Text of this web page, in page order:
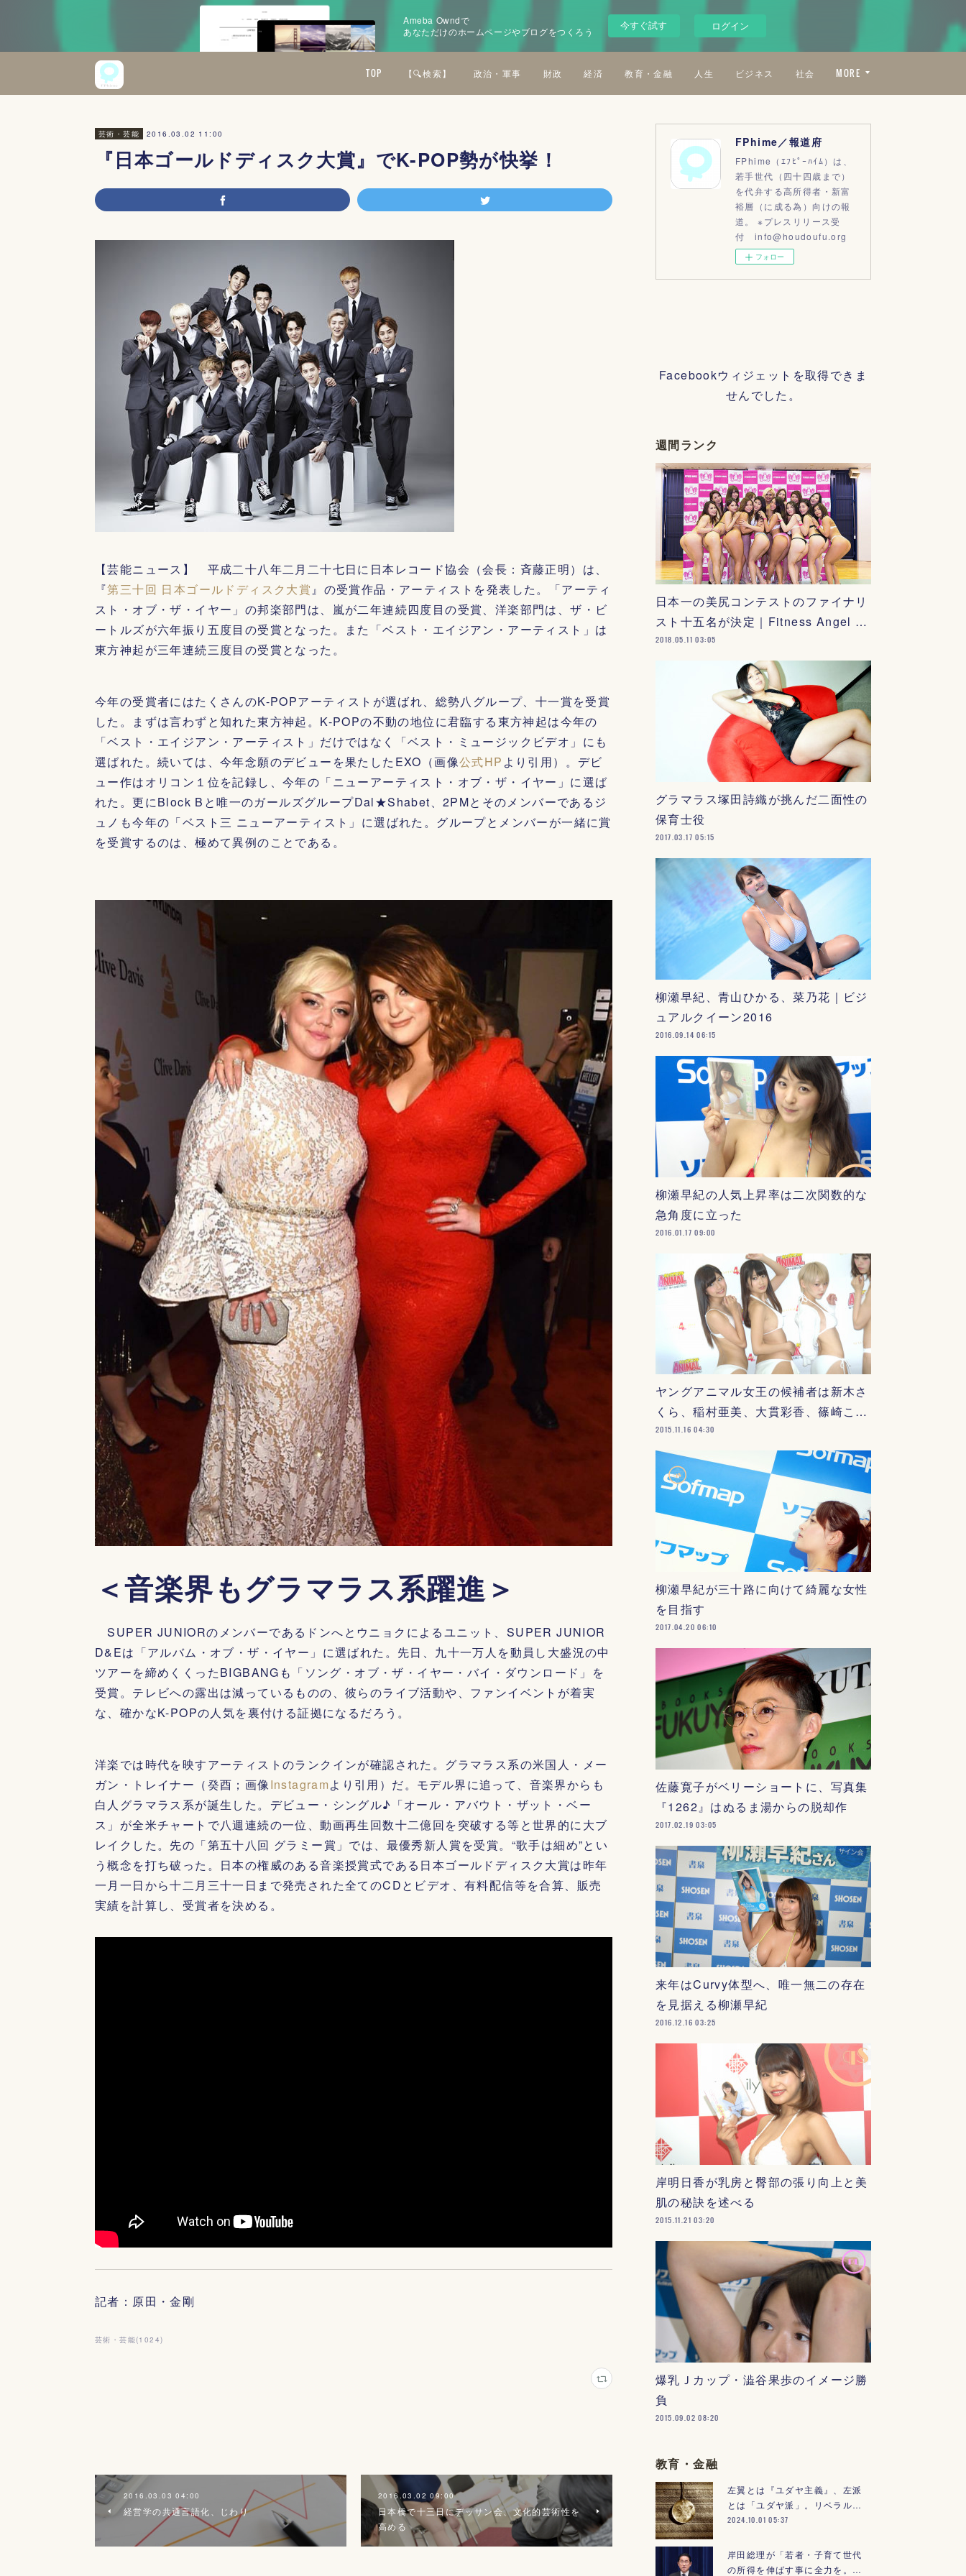
Ameba Owndで
あなただけのホームページやブログをつくろう
今すぐ試す ログイン
TOP 【🔍検索】 政治・軍事 財政 経済 教育・金融 人生 ビジネス 社会 MORE
芸術・芸能 2016.03.02 11:00
『日本ゴールドディスク大賞』でK-POP勢が快挙！
【芸能ニュース】 平成二十八年二月二十七日に日本レコード協会（会長：斉藤正明）は、
『第三十回 日本ゴールドディスク大賞』の受賞作品・アーティストを発表した。「アーティ
スト・オブ・ザ・イヤー」の邦楽部門は、嵐が二年連続四度目の受賞、洋楽部門は、ザ・ビ
ートルズが六年振り五度目の受賞となった。また「ベスト・エイジアン・アーティスト」は
東方神起が三年連続三度目の受賞となった。
今年の受賞者にはたくさんのK-POPアーティストが選ばれ、総勢八グループ、十一賞を受賞
した。まずは言わずと知れた東方神起。K-POPの不動の地位に君臨する東方神起は今年の
「ベスト・エイジアン・アーティスト」だけではなく「ベスト・ミュージックビデオ」にも
選ばれた。続いては、今年念願のデビューを果たしたEXO（画像公式HP より引用）。デビ
ュー作はオリコン１位を記録し、今年の「ニューアーティスト・オブ・ザ・イヤー」に選ば
れた。更にBlock Bと唯一のガールズグループDal★Shabet、2PMとそのメンバーであるジ
ュノも今年の「ベスト三 ニューアーティスト」に選ばれた。グループとメンバーが一緒に賞
を受賞するのは、極めて異例のことである。
＜音楽界もグラマラス系躍進＞
SUPER JUNIORのメンバーであるドンへとウニョクによるユニット、SUPER JUNIOR
D&Eは「アルバム・オブ・ザ・イヤー」に選ばれた。先日、九十一万人を動員し大盛況の中
ツアーを締めくくったBIGBANGも「ソング・オブ・ザ・イヤー・バイ・ダウンロード」を
受賞。テレビへの露出は減っているものの、彼らのライブ活動や、ファンイベントが着実
な、確かなK-POPの人気を裏付ける証拠になるだろう。
洋楽では時代を映すアーティストのランクインが確認された。グラマラス系の米国人・メー
ガン・トレイナー（癸酉；画像Instagramより引用）だ。モデル界に追って、音楽界からも
白人グラマラス系が誕生した。デビュー・シングル♪「オール・アバウト・ザット・ベー
ス」が全米チャートで八週連続の一位、動画再生回数十二億回を突破する等と世界的に大ブ
レイクした。先の「第五十八回 グラミー賞」では、最優秀新人賞を受賞。“歌手は細め”とい
う概念を打ち破った。日本の権威のある音楽授賞式である日本ゴールドディスク大賞は昨年
一月一日から十二月三十一日まで発売された全てのCDとビデオ、有料配信等を合算、販売
実績を計算し、受賞者を決める。
記者：原田・金剛
芸術・芸能(1024)
2016.03.03 04:00
経営学の共通言語化、じわり
2016.03.02 09:00
日本橋で十三日にデッサン会、文化的芸術性を
高める
FPhime／報道府
FPhime（ｴﾌﾋﾟｰﾊｲﾑ）は、
若手世代（四十四歳まで）
を代弁する高所得者・新富
裕層（に成る為）向けの報
道。 ※プレスリリース受
付 info@houdoufu.org
フォロー
Facebookウィジェットを取得できま
せんでした。
週間ランク
日本一の美尻コンテストのファイナリ
スト十五名が決定｜Fitness Angel …
2018.05.11 03:05
グラマラス塚田詩織が挑んだ二面性の
保育士役
2017.03.17 05:15
柳瀬早紀、青山ひかる、菜乃花｜ビジ
ュアルクイーン2016
2016.09.14 06:15
柳瀬早紀の人気上昇率は二次関数的な
急角度に立った
2016.01.17 09:00
ヤングアニマル女王の候補者は新木さ
くら、稲村亜美、大貫彩香、篠崎こ…
2015.11.16 04:30
柳瀬早紀が三十路に向けて綺麗な女性
を目指す
2017.04.20 06:10
佐藤寛子がベリーショートに、写真集
『1262』はぬるま湯からの脱却作
2017.02.19 03:05
来年はCurvy体型へ、唯一無二の存在
を見据える柳瀬早紀
2016.12.16 03:25
岸明日香が乳房と臀部の張り向上と美
肌の秘訣を述べる
2015.11.21 03:20
爆乳Ｊカップ・澁谷果歩のイメージ勝
負
2015.09.02 08:20
教育・金融
左翼とは『ユダヤ主義』、左派
とは「ユダヤ派」。リベラル…
2024.10.01 05:37
岸田総理が「若者・子育て世代
の所得を伸ばす事に全力を。…